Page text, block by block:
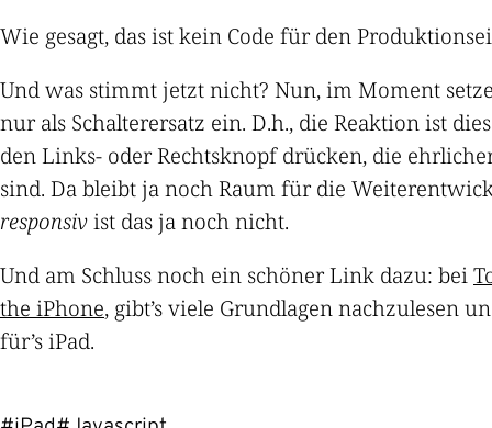
Wie gesagt, das ist kein Code für den
Und was stimmt jetzt nicht? Nun, im Moment
nur als Schalterersatz ein. D.h., die Reaktion ist
den Links- oder Rechtsknopf drücken, die
sind. Da bleibt ja noch Raum für die
responsivist das ja noch nicht.
Und am Schluss noch ein schöner Link dazu: bei
the iPhone, gibt’s viele Grundlagen nachzulesen
für’s iPad.